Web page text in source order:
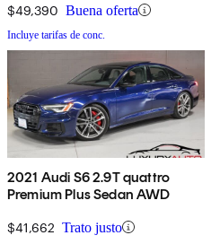
$49,390 Buena oferta
Incluye tarifas de conc.
2021 Audi S6 2.9T quattro
Premium Plus Sedan AWD
$41,662 Trato justo